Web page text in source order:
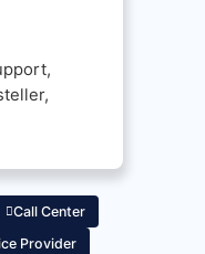
Call Center
Provider